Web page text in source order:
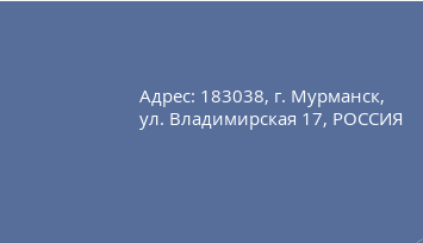
Адрес: 183038, г. Мурманск,
ул. Владимирская 17, РОССИЯ